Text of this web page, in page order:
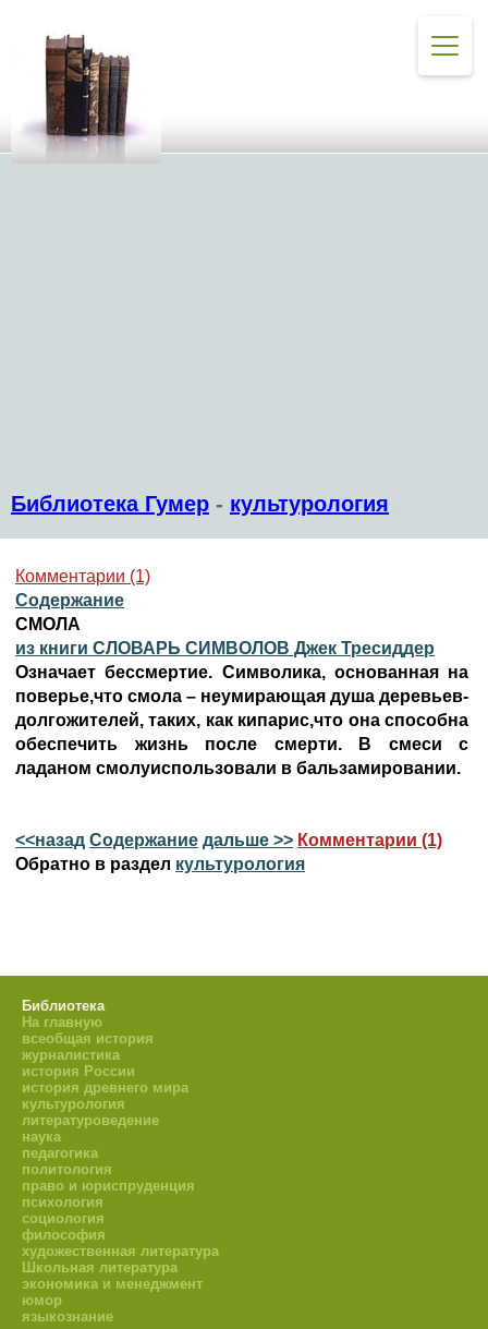
Библиотека Гумер - культурология
Комментарии (1)
Содержание
СМОЛА
из книги СЛОВАРЬ СИМВОЛОВ Джек Тресиддер
Означает бессмертие. Символика, основанная на
поверье,что смола – неумирающая душа деревьев-
долгожителей, таких, как кипарис,что она способна
обеспечить жизнь после смерти. В смеси с
ладаном смолуиспользовали в бальзамировании.
<<назад Содержание дальше >> Комментарии (1)
Обратно в раздел культурология
Библиотека
На главную
всеобщая история
журналистика
история России
история древнего мира
культурология
литературоведение
наука
педагогика
политология
право и юриспруденция
психология
социология
философия
художественная литература
Школьная литература
экономика и менеджмент
юмор
языкознание